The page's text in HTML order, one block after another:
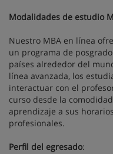
Modalidades de estudio
Nuestro MBA en línea
un programa de
países alrededor del
línea avanzada, los
interactuar con el
curso desde la
aprendizaje a sus
profesionales.
Perfil del egresado: